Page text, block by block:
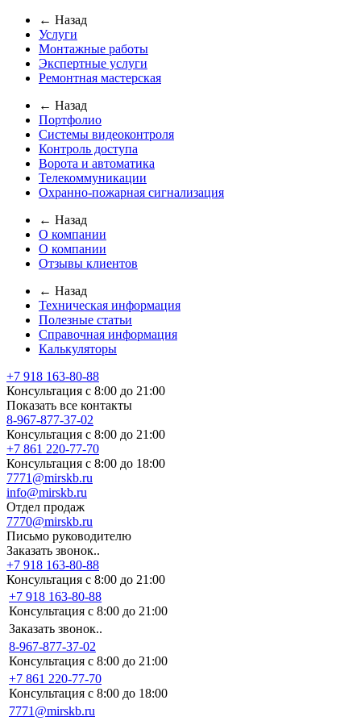
← Назад
Услуги
Монтажные работы
Экспертные услуги
Ремонтная мастерская
← Назад
Портфолио
Системы видеоконтроля
Контроль доступа
Ворота и автоматика
Телекоммуникации
Охранно-пожарная сигнализация
← Назад
О компании
О компании
Отзывы клиентов
← Назад
Техническая информация
Полезные статьи
Справочная информация
Калькуляторы
+7 918 163-80-88
Консультация с 8:00 до 21:00
Показать все контакты
8-967-877-37-02
Консультация с 8:00 до 21:00
+7 861 220-77-70
Консультация с 8:00 до 18:00
7771@mirskb.ru
info@mirskb.ru
Отдел продаж
7770@mirskb.ru
Письмо руководителю
Заказать звонок..
+7 918 163-80-88
Консультация с 8:00 до 21:00
+7 918 163-80-88
Консультация с 8:00 до 21:00
Заказать звонок..
8-967-877-37-02
Консультация с 8:00 до 21:00
+7 861 220-77-70
Консультация с 8:00 до 18:00
7771@mirskb.ru